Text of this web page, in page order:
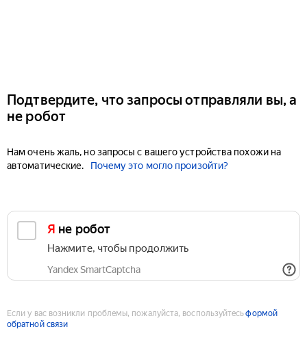
Подтвердите, что запросы отправляли вы, а
не робот
Нам очень жаль, но запросы с вашего устройства похожи на
автоматические.
Почему это могло произойти?
Я не робот
Нажмите, чтобы продолжить
Yandex SmartCaptcha
Если у вас возникли проблемы, пожалуйста, воспользуйтесьформой
обратной связи